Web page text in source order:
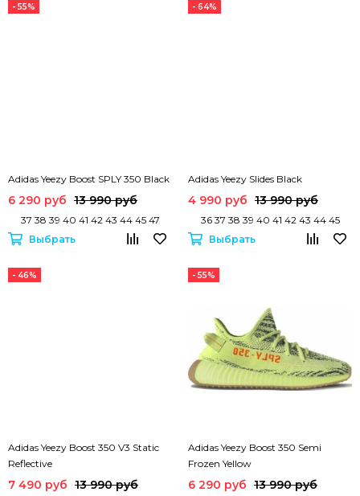
- 55%
Adidas Yeezy Boost SPLY 350 Black
6 290 руб 13 990 руб
37 38 39 40 41 42 43 44 45 47
Выбрать
- 64%
Adidas Yeezy Slides Black
4 990 руб 13 990 руб
36 37 38 39 40 41 42 43 44 45
Выбрать
- 46%
Adidas Yeezy Boost 350 V3 Static
Reflective
7 490 руб 13 990 руб
- 55%
Adidas Yeezy Boost 350 Semi
Frozen Yellow
6 290 руб 13 990 руб